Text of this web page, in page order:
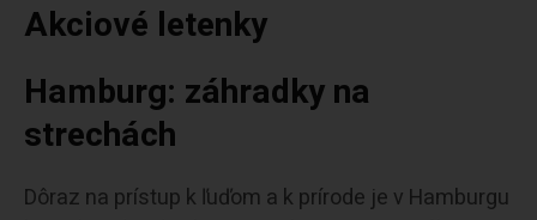
Akciové letenky
Hamburg: záhradky na
strechách
Dôraz na prístup k ľuďom a k prírode je v Hamburgu